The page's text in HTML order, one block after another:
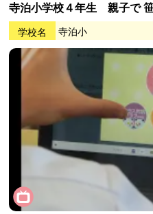
寺泊小学校４年生 親子で
学校名 寺泊小